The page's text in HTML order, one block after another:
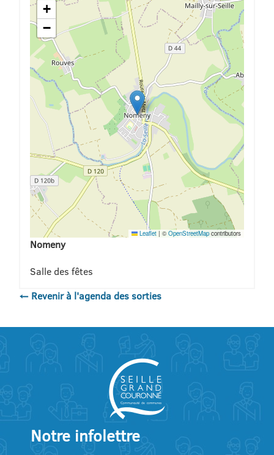
+
−
Leaflet | ©OpenStreetMap contributors
Nomeny
Salle des fêtes
← Revenir à l'agenda des sorties
Notre infolettre